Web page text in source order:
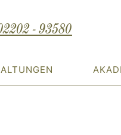
- 93580